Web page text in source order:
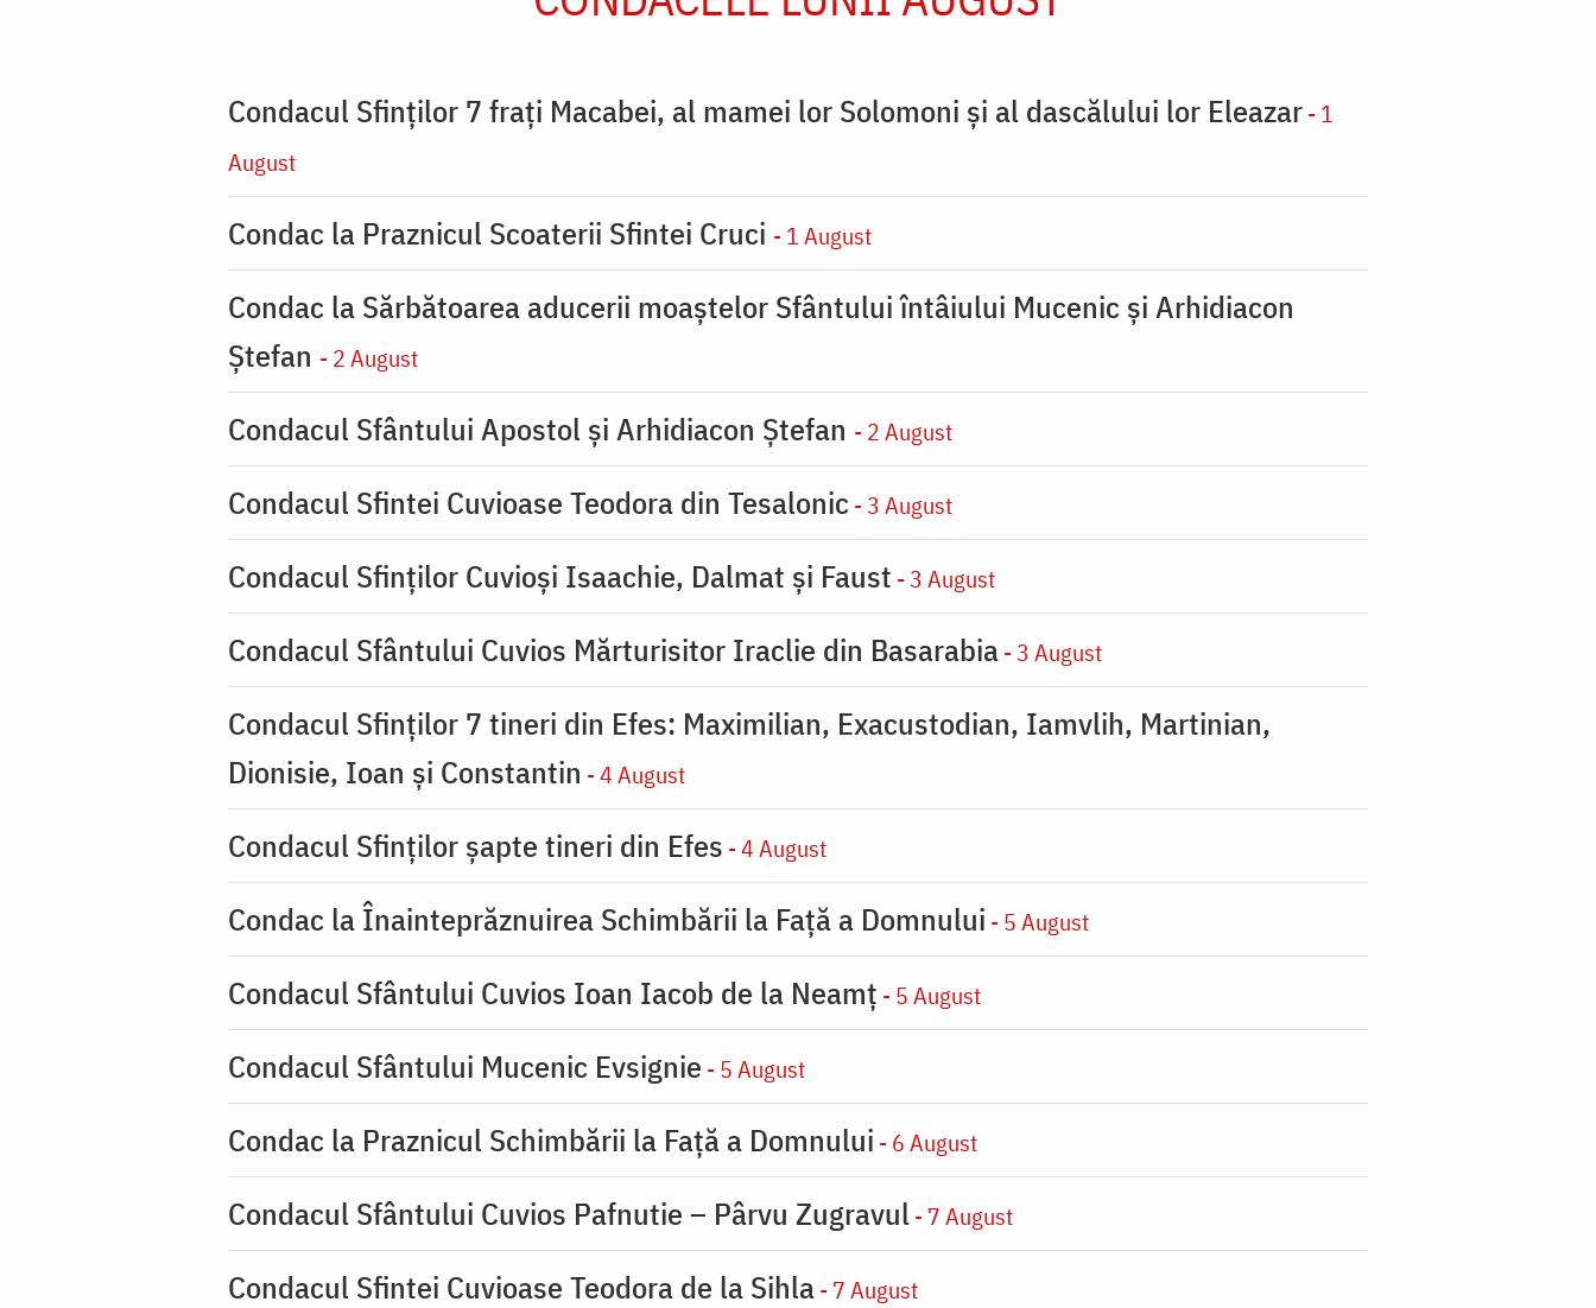
Condacul Sfinţilor 7 fraţi Macabei, al mamei lor Solomoni şi al dascălului lor Eleazar- 1
August
Condac la Praznicul Scoaterii Sfintei Cruci - 1 August
Condac la Sărbătoarea aducerii moaştelor Sfântului întâiului Mucenic şi Arhidiacon
Ştefan - 2 August
Condacul Sfântului Apostol și Arhidiacon Ștefan - 2 August
Condacul Sfintei Cuvioase Teodora din Tesalonic - 3 August
Condacul Sfinţilor Cuvioşi Isaachie, Dalmat şi Faust - 3 August
Condacul Sfântului Cuvios Mărturisitor Iraclie din Basarabia- 3 August
Condacul Sfinţilor 7 tineri din Efes: Maximilian, Exacustodian, Iamvlih, Martinian,
Dionisie, Ioan şi Constantin - 4 August
Condacul Sfinţilor şapte tineri din Efes - 4 August
Condac la Înainteprăznuirea Schimbării la Faţă a Domnului - 5 August
Condacul Sfântului Cuvios Ioan Iacob de la Neamț - 5 August
Condacul Sfântului Mucenic Evsignie - 5 August
Condac la Praznicul Schimbării la Faţă a Domnului - 6 August
Condacul Sfântului Cuvios Pafnutie – Pârvu Zugravul - 7 August
Condacul Sfintei Cuvioase Teodora de la Sihla- 7 August